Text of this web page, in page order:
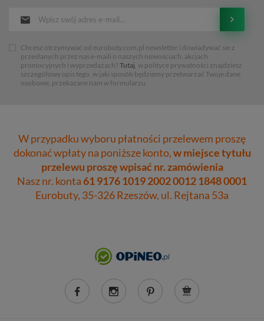
Chcesz otrzymywać od eurobuty.com.pl newsletter i dowiadywać sie z
przesłanych przez nas e-maili o naszych nowościach, akcjach
promocyjnych i wyprzedażach? Tutaj, w polityce prywatności znajdziesz
szczegółowy opis tego, w jaki sposób będziemy przetwarzać Twoje dane
osobowe, przekazane nam w formularzu.
W przypadku wyboru płatności przelewem proszę
dokonać wpłaty na poniższe konto,w miejsce tytułu
przelewu proszę wpisać nr. zamówienia
Nasz nr. konta61 9176 1019 2002 0012 1848 0001
Eurobuty, 35-326 Rzeszów, ul. Rejtana 53a